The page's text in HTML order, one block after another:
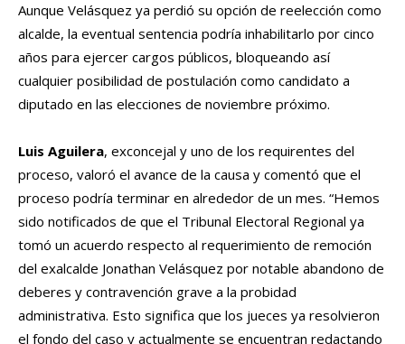
Aunque Velásquez ya perdió su opción de reelección como
alcalde, la eventual sentencia podría inhabilitarlo por cinco
años para ejercer cargos públicos, bloqueando así
cualquier posibilidad de postulación como candidato a
diputado en las elecciones de noviembre próximo.
Luis Aguilera, exconcejal y uno de los requirentes del
proceso, valoró el avance de la causa y comentó que el
proceso podría terminar en alrededor de un mes. “Hemos
sido notificados de que el Tribunal Electoral Regional ya
tomó un acuerdo respecto al requerimiento de remoción
del exalcalde Jonathan Velásquez por notable abandono de
deberes y contravención grave a la probidad
administrativa. Esto significa que los jueces ya resolvieron
el fondo del caso y actualmente se encuentran redactando